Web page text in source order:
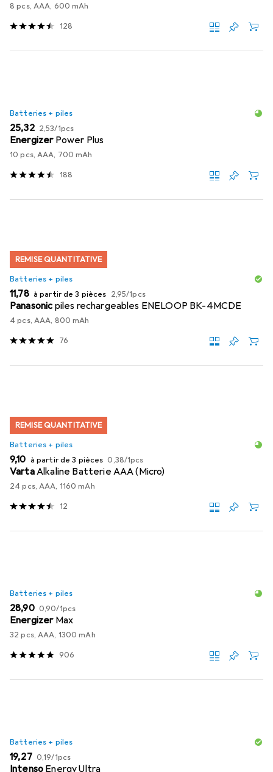
8 pcs, AAA, 600 mAh
128
Batteries + piles
EUR
25,32 EUR
2,53/1pcs
Energizer Power Plus
10 pcs, AAA, 700 mAh
188
REMISE QUANTITATIVE
Batteries + piles
EUR
11,78 à partir de 3 pièces EUR
2,95/1pcs
Panasonicpiles rechargeables ENELOOP BK-4MCDE
4 pcs, AAA, 800 mAh
76
REMISE QUANTITATIVE
Batteries + piles
EUR
9,10 à partir de 3 pièces EUR
0,38/1pcs
VartaAlkaline Batterie AAA (Micro)
24 pcs, AAA, 1160 mAh
12
Batteries + piles
EUR
28,90 EUR
0,90/1pcs
Energizer Max
32 pcs, AAA, 1300 mAh
906
Batteries + piles
EUR
19,27 EUR
0,19/1pcs
Intenso Energy Ultra